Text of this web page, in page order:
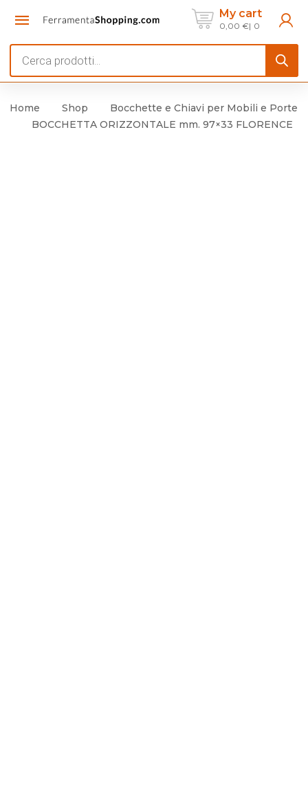
My cart
0,00 € 0
search
Home Shop
Bocchette e Chiavi per Mobili e Porte
BOCCHETTA ORIZZONTALE mm. 97×33 FLORENCE